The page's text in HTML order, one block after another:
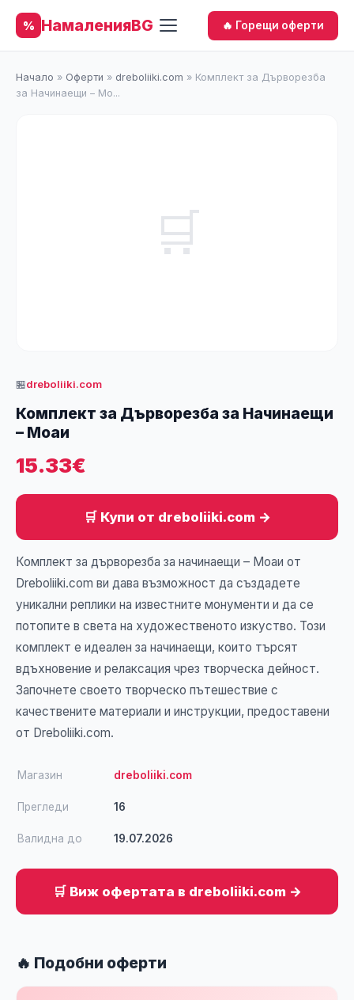
% НамаленияBG 🔥 Горещи оферти
Начало » Оферти » dreboliiki.com » Комплект за Дърворезба
за Начинаещи – Мо...
🛒
🏪dreboliiki.com
Комплект за Дърворезба за Начинаещи
– Моаи
15.33€
🛒 Купи от dreboliiki.com →
Комплект за дърворезба за начинаещи – Моаи от
Dreboliiki.com ви дава възможност да създадете
уникални реплики на известните монументи и да се
потопите в света на художественото изкуство. Този
комплект е идеален за начинаещи, които търсят
вдъхновение и релаксация чрез творческа дейност.
Започнете своето творческо пътешествие с
качествените материали и инструкции, предоставени
от Dreboliiki.com.
Магазин dreboliiki.com
Прегледи 16
Валидна до 19.07.2026
🛒 Виж офертата в dreboliiki.com →
🔥 Подобни оферти